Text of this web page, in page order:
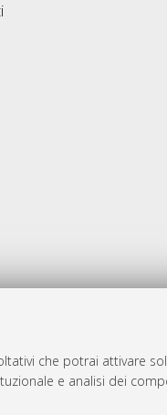
che potrai attivare
e analisi dei